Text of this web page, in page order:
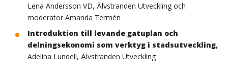
Lena Andersson VD, Älvstranden Utveckling och
moderator Amanda Termén
Introduktion till levande gatuplan och
delningsekonomi som verktyg i stadsutveckling,
Adelina Lundell, Älvstranden Utveckling